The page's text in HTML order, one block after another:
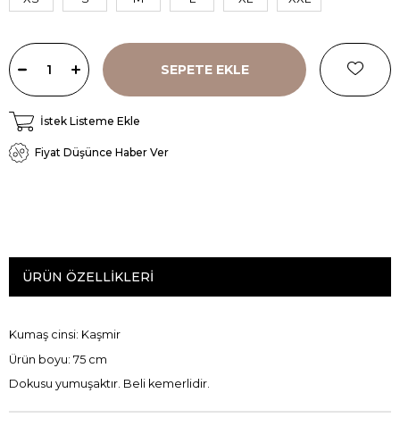
İstek Listeme Ekle
Fiyat Düşünce Haber Ver
ÜRÜN ÖZELLIKLERI
Kumaş cinsi: Kaşmir
Ürün boyu: 75 cm
Dokusu yumuşaktır. Beli kemerlidir.